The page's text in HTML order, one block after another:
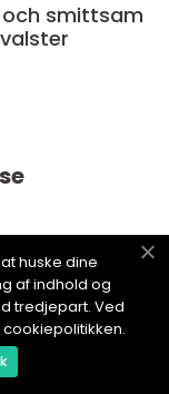
och smittsam
se
huske dine
af indhold og
tredjepart. Ved